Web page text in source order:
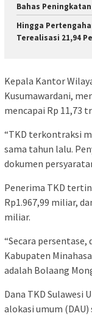
Bahas
Hingga
Terealisasi 21,94
Kepala Kantor
Kusumawardani,
mencapai Rp 11,73
“TKD terkontraksi
sama tahun lalu.
dokumen
Penerima TKD
Rp1.967,99 miliar,
miliar.
“Secara
Kabupaten
adalah Bolaang
Dana TKD Sulawesi
alokasi umum (DAU)